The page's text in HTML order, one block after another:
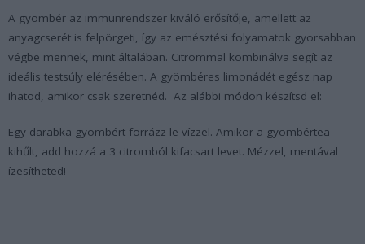
A gyömbér az immunrendszer kiváló erősítője, amellett az
anyagcserét is felpörgeti, így az emésztési folyamatok gyorsabban
végbe mennek, mint általában. Citrommal kombinálva segít az
ideális testsúly elérésében. A gyömbéres limonádét egész nap
ihatod, amikor csak szeretnéd. Az alábbi módon készítsd el:
Egy darabka gyömbért forrázz le vízzel. Amikor a gyömbértea
kihűlt, add hozzá a 3 citromból kifacsart levet. Mézzel, mentával
ízesítheted!